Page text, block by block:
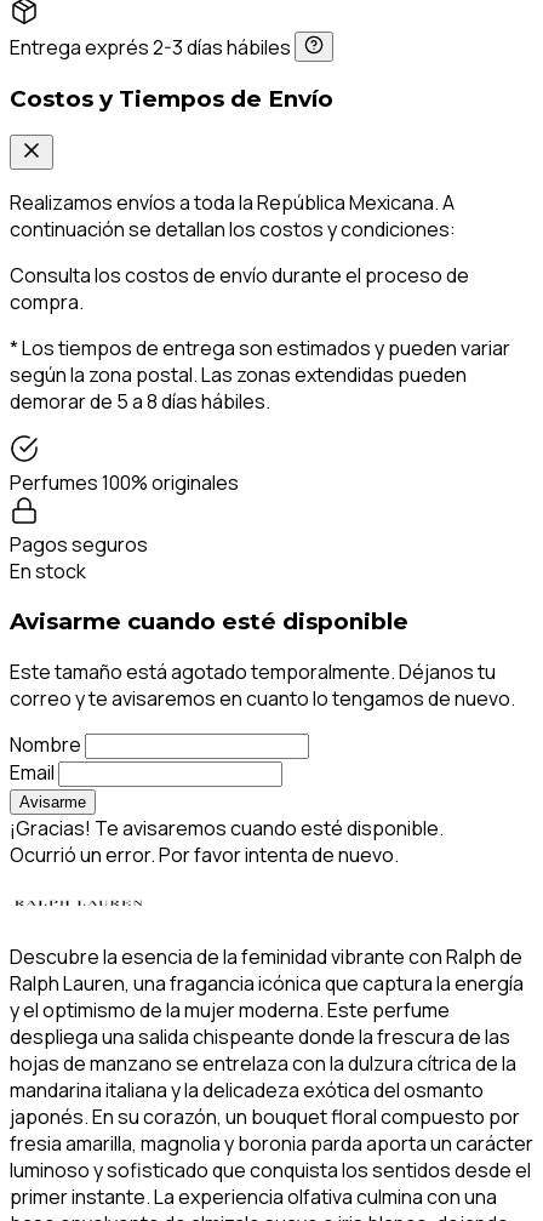
Entrega exprés 2-3 días hábiles
Costos y Tiempos de Envío
Realizamos envíos a toda la República Mexicana. A
continuación se detallan los costos y condiciones:
Consulta los costos de envío durante el proceso de
compra.
* Los tiempos de entrega son estimados y pueden variar
según la zona postal. Las zonas extendidas pueden
demorar de 5 a 8 días hábiles.
Perfumes 100% originales
Pagos seguros
En stock
Avisarme cuando esté disponible
Este tamaño está agotado temporalmente. Déjanos tu
correo y te avisaremos en cuanto lo tengamos de nuevo.
Nombre
Email
Avisarme
¡Gracias! Te avisaremos cuando esté disponible.
Ocurrió un error. Por favor intenta de nuevo.
Descubre la esencia de la feminidad vibrante con Ralph de
Ralph Lauren, una fragancia icónica que captura la energía
y el optimismo de la mujer moderna. Este perfume
despliega una salida chispeante donde la frescura de las
hojas de manzano se entrelaza con la dulzura cítrica de la
mandarina italiana y la delicadeza exótica del osmanto
japonés. En su corazón, un bouquet floral compuesto por
fresia amarilla, magnolia y boronia parda aporta un carácter
luminoso y sofisticado que conquista los sentidos desde el
primer instante. La experiencia olfativa culmina con una